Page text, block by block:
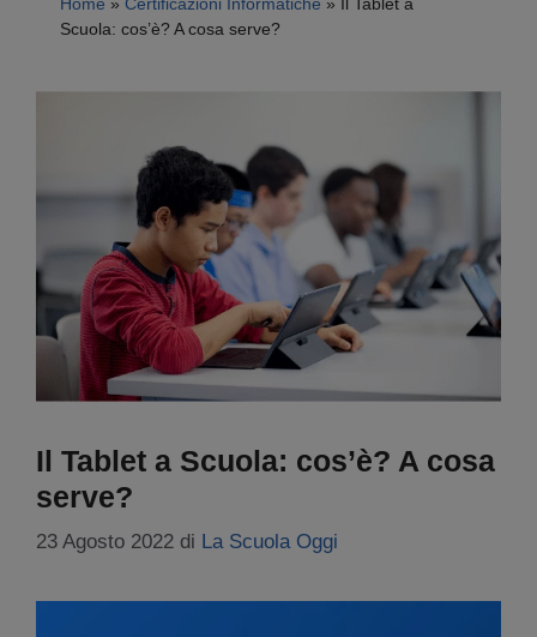
Scuola: cos’è? A cosa serve?
Il Tablet a Scuola: cos’è? A cosa
serve?
23 Agosto 2022 di La Scuola Oggi